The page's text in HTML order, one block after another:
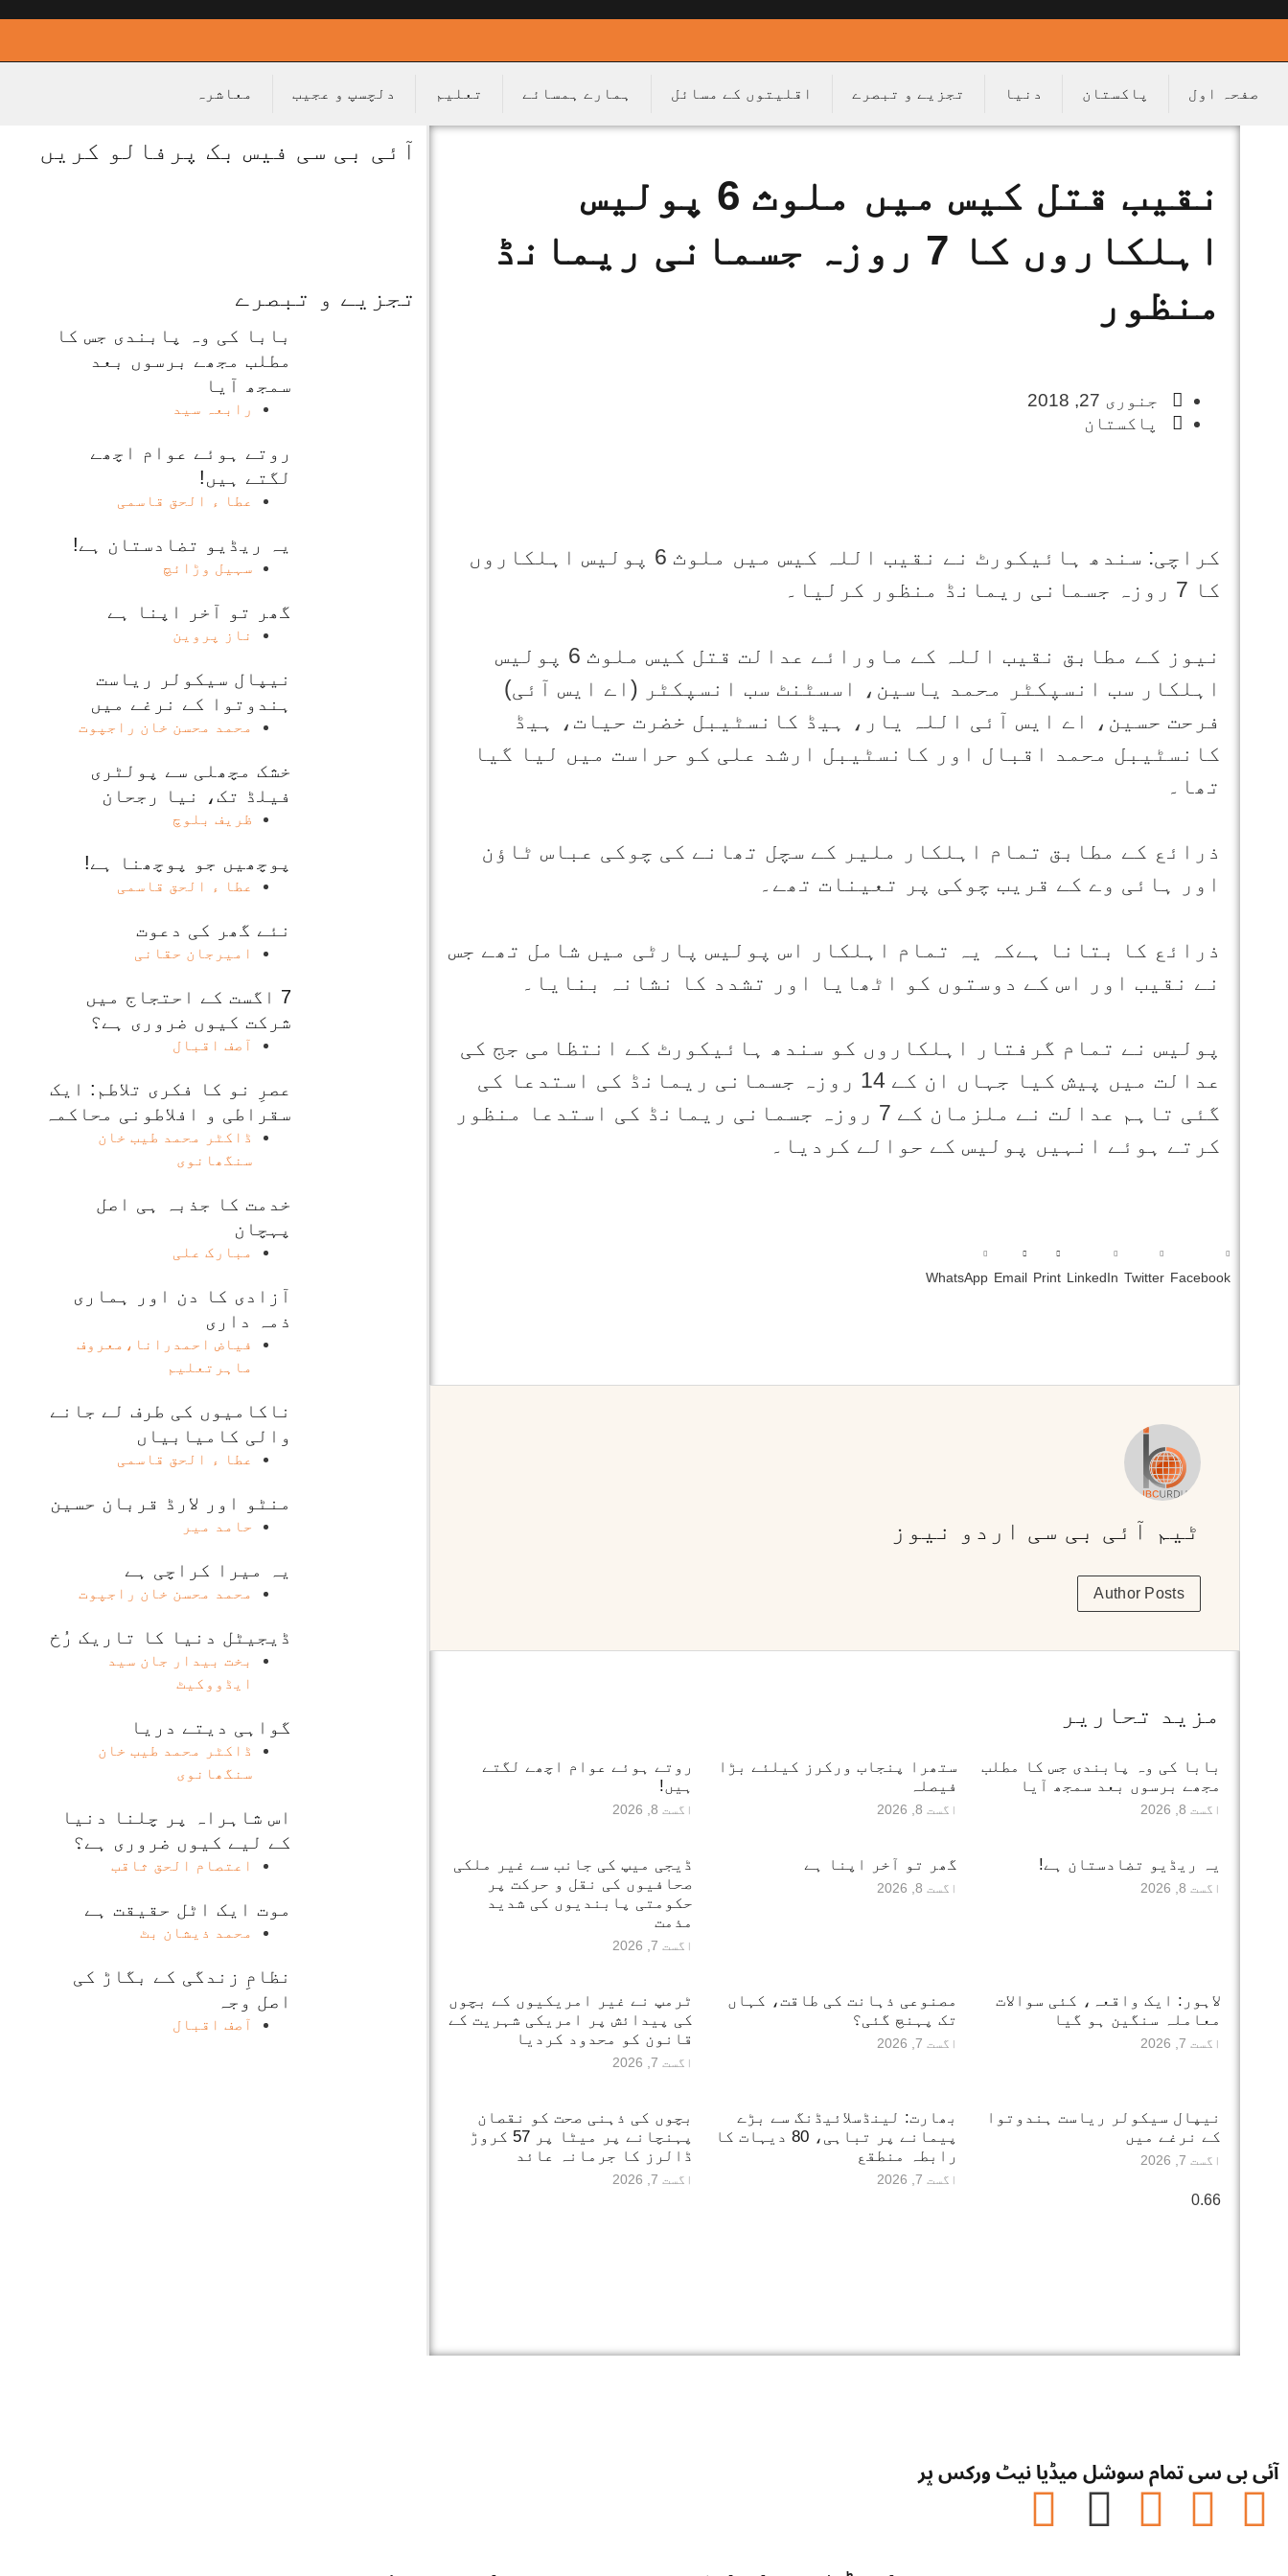
صفحہ اول پاکستان دنیا تجزیے و تبصرے اقلیتوں کے مسائل ہمارے ہمسائے تعلیم دلچسپ و عجیب معاشرہ
نقیب قتل کیس میں ملوث 6 پولیس
اہلکاروں کا 7 روزہ جسمانی ریمانڈ
منظور
جنوری 27, 2018
پاکستان
کراچی: سندھ ہائیکورٹ نے نقیب اللہ کیس میں ملوث 6 پولیس اہلکاروں
کا 7 روزہ جسمانی ریمانڈ منظور کرلیا۔
نیوز کے مطابق نقیب اللہ کے ماورائے عدالت قتل کیس ملوث 6 پولیس
اہلکار سب انسپکٹر محمد یاسین، اسسٹنٹ سب انسپکٹر (اے ایس آئی)
فرحت حسین، اے ایس آئی اللہ یار، ہیڈ کانسٹیبل خضرت حیات، ہیڈ
کانسٹیبل محمد اقبال اور کانسٹیبل ارشد علی کو حراست میں لیا گیا
تھا۔
ذرائع کے مطابق تمام اہلکار ملیر کے سچل تھانے کی چوکی عباس ٹاؤن
اور ہائی وے کے قریب چوکی پر تعینات تھے۔
ذرائع کا بتانا ہےکہ یہ تمام اہلکار اس پولیس پارٹی میں شامل تھے جس
نے نقیب اور اس کے دوستوں کو اٹھایا اور تشدد کا نشانہ بنایا۔
پولیس نے تمام گرفتار اہلکاروں کو سندھ ہائیکورٹ کے انتظامی جج کی
عدالت میں پیش کیا جہاں ان کے 14 روزہ جسمانی ریمانڈ کی استدعا کی
گئی تاہم عدالت نے ملزمان کے 7 روزہ جسمانی ریمانڈ کی استدعا منظور
کرتے ہوئے انہیں پولیس کے حوالے کردیا۔
Facebook
Twitter
LinkedIn
Print
Email
WhatsApp
ٹیم آئی بی سی اردو نیوز
Author Posts
مزید تحاریر
بابا کی وہ پابندی جس کا مطلب
مجھے برسوں بعد سمجھ آیا
اگست 8, 2026
ستھرا پنجاب ورکرز کیلئے بڑا
فیصلہ
اگست 8, 2026
روتے ہوئے عوام اچھے لگتے
ہیں!
اگست 8, 2026
یہ ریڈیو تضادستان ہے!
اگست 8, 2026
گھر تو آخر اپنا ہے
اگست 8, 2026
ڈیجی میپ کی جانب سے غیر ملکی
صحافیوں کی نقل و حرکت پر
حکومتی پابندیوں کی شدید
مذمت
اگست 7, 2026
لاہور: ایک واقعہ، کئی سوالات
معاملہ سنگین ہو گیا
اگست 7, 2026
مصنوعی ذہانت کی طاقت، کہاں
تک پہنچ گئی؟
اگست 7, 2026
ٹرمپ نے غیر امریکیوں کے بچوں
کی پیدائش پر امریکی شہریت کے
قانون کو محدود کردیا
اگست 7, 2026
نیپال سیکولر ریاست ہندوتوا
کے نرغے میں
اگست 7, 2026
بھارت: لینڈسلائیڈنگ سے بڑے
پیمانے پر تباہی، 80 دیہات کا
رابطہ منطقع
اگست 7, 2026
بچوں کی ذہنی صحت کو نقصان
پہنچانے پر میٹا پر 57 کروڑ
ڈالرز کا جرمانہ عائد
اگست 7, 2026
آئی بی سی فیس بک پرفالو کریں
تجزیے و تبصرے
بابا کی وہ پابندی جس کا
مطلب مجھے برسوں بعد
سمجھ آیا
رابعہ سید
روتے ہوئے عوام اچھے
لگتے ہیں!
عطا ء الحق قاسمی
یہ ریڈیو تضادستان ہے!
سہیل وڑائچ
گھر تو آخر اپنا ہے
ناز پروین
نیپال سیکولر ریاست
ہندوتوا کے نرغے میں
محمد محسن خان راجپوت
خشک مچھلی سے پولٹری
فیلڈ تک، نیا رجحان
ظریف بلوچ
پوچھیں جو پوچھنا ہے!
عطا ء الحق قاسمی
نئے گھر کی دعوت
امیرجان حقانی
7 اگست کے احتجاج میں
شرکت کیوں ضروری ہے؟
آصف اقبال
عصرِ نو کا فکری تلاطم: ایک
سقراطی و افلاطونی محاکمہ
ڈاکٹر محمد طیب خان
سنگھانوی
خدمت کا جذبہ ہی اصل
پہچان
مبارک علی
آزادی کا دن اور ہماری
ذمہ داری
فیاض احمدرانا،معروف
ماہرتعلیم
ناکامیوں کی طرف لے جانے
والی کامیابیاں
عطا ء الحق قاسمی
منٹو اور لارڈ قربان حسین
حامد میر
یہ میرا کراچی ہے
محمد محسن خان راجپوت
ڈیجیٹل دنیا کا تاریک رُخ
بخت بیدار جان سید
ایڈووکیٹ
گواہی دیتے دریا
ڈاکٹر محمد طیب خان
سنگھانوی
اس شاہراہ پر چلنا دنیا
کے لیے کیوں ضروری ہے؟
اعتصام الحق ثاقب
موت ایک اٹل حقیقت ہے
محمد ذیشان بٹ
نظامِ زندگی کے بگاڑ کی
اصل وجہ
آصف اقبال
آئی بی سی تمام سوشل میڈیا نیٹ ورکس پر